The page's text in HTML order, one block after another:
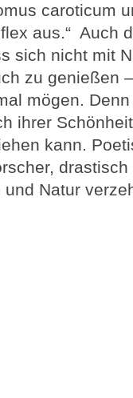
caroticum
aus.“ Auch
sich nicht mit
zu genießen
mögen.
ihrer
kann.
Natur